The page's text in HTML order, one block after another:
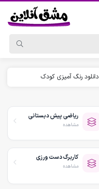
دانلود رنگ آمیزی کودک
ریاضی پیش دبستانی
مشاهده
کاربرگ دست ورزی
مشاهده